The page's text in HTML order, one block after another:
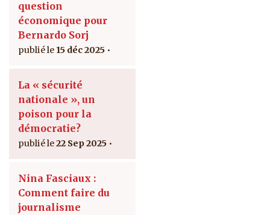
question
économique pour
Bernardo Sorj
15 déc 2025
La « sécurité
nationale », un
poison pour la
démocratie?
22 Sep 2025
Nina Fasciaux :
Comment faire du
journalisme